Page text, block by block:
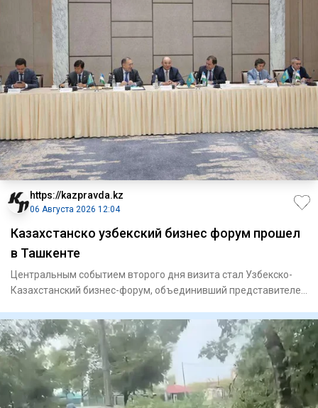
https://kazpravda.kz
06 Августа 2026 12:04
Казахстанско узбекский бизнес форум прошел
в Ташкенте
Центральным событием второго дня визита стал Узбекско-
Казахстанский бизнес-форум, объединивший представителей